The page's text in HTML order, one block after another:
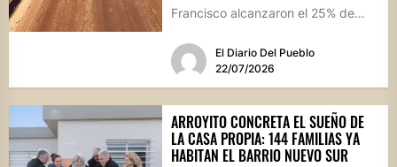
Francisco alcanzaron el 25% de
dividida...El Diario Del Pueblo
22/07/2026
ARROYITO CONCRETA EL SUEÑO DE
LA CASA PROPIA: 144 FAMILIAS YA
HABITAN EL BARRIO NUEVO SUR